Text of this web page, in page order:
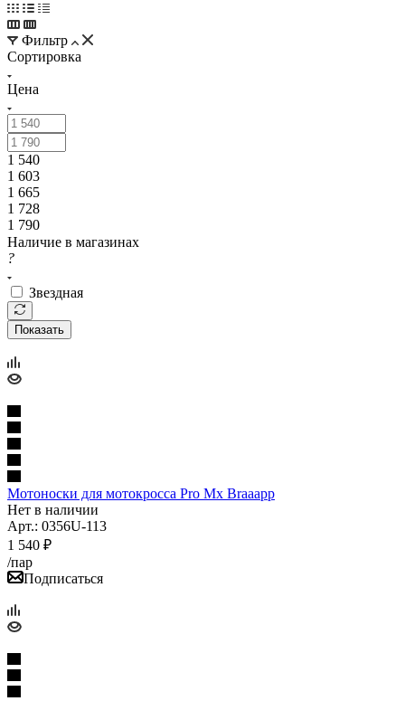
Фильтр
Сортировка
Цена
1 540
1 603
1 665
1 728
1 790
Наличие в магазинах
?
Звездная
Показать
Мотоноски для мотокросса Pro Mx Braaapp
Нет в наличии
Арт.: 0356U-113
1 540 ₽
/пар
Подписаться